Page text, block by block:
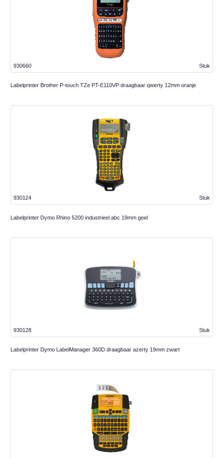
Stuk
930660
Labelprinter Brother P-touch TZe PT-E110VP draagbaar qwerty 12mm oranje
Stuk
930124
Labelprinter Dymo Rhino 5200 industrieel abc 19mm geel
Stuk
930128
Labelprinter Dymo LabelManager 360D draagbaar azerty 19mm zwart